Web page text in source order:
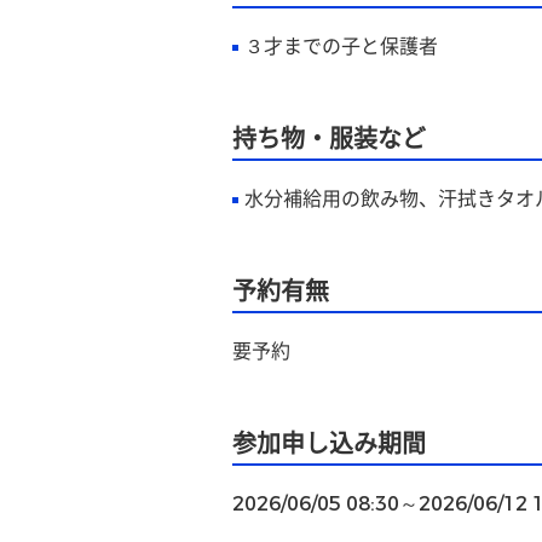
３才までの子と保護者
持ち物・服装など
水分補給用の飲み物、汗拭きタオ
予約有無
要予約
参加申し込み期間
2026/06/05 08:30～2026/06/12